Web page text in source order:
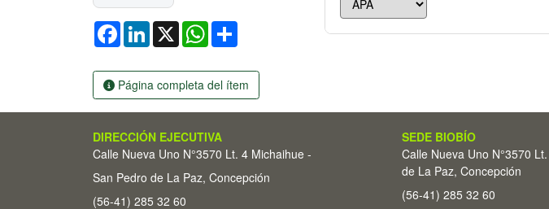
FacebookLinkedIn
X WhatsApp
Página completa del ítem
DIRECCIÓN EJECUTIVA
Calle Nueva Uno N°3570 Lt. 4 Michaihue -
San Pedro de La Paz, Concepción
(56-41) 285 32 60
SEDE BIOBÍO
Calle Nueva Uno N°3570
de La Paz, Concepción
(56-41) 285 32 60